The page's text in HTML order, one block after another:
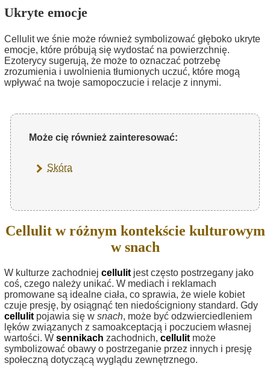
Ukryte emocje
Cellulit we śnie może również symbolizować głęboko ukryte
emocje, które próbują się wydostać na powierzchnię.
Ezoterycy sugerują, że może to oznaczać potrzebę
zrozumienia i uwolnienia tłumionych uczuć, które mogą
wpływać na twoje samopoczucie i relacje z innymi.
Może cię również zainteresować:
Skóra
Cellulit w różnym kontekście kulturowym
w snach
W kulturze zachodniej cellulit jest często postrzegany jako
coś, czego należy unikać. W mediach i reklamach
promowane są idealne ciała, co sprawia, że wiele kobiet
czuje presję, by osiągnąć ten niedościgniony standard. Gdy
cellulit pojawia się w snach, może być odzwierciedleniem
lęków związanych z samoakceptacją i poczuciem własnej
wartości. W sennikach zachodnich, cellulit może
symbolizować obawy o postrzeganie przez innych i presję
społeczną dotyczącą wyglądu zewnętrznego.